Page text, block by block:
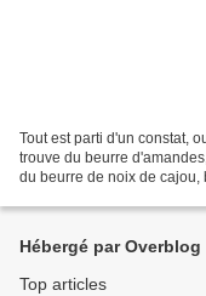
Tout est parti d'un constat,
trouve du beurre
du beurre de noix de cajou,
Hébergé par Overblog
Top articles